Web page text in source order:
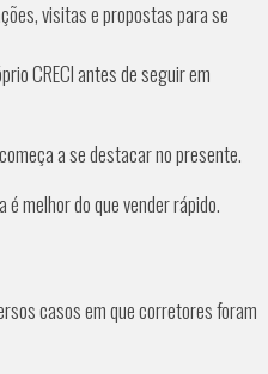
visitas e propostas para se
CRECI antes de seguir em
a se destacar no presente.
melhor do que vender rápido.
casos em que corretores foram